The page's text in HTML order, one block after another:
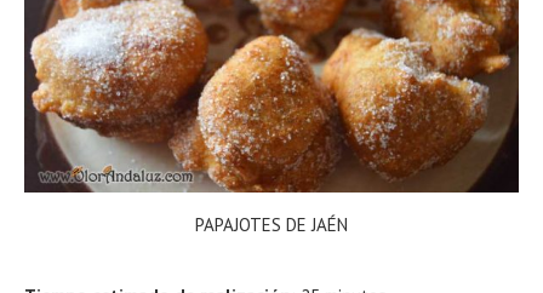
PAPAJOTES DE JAÉN